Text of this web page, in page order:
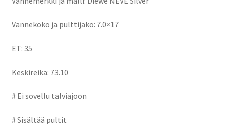
Vannekoko ja pulttijako: 7.0×17
ET: 35
Keskireikä: 73.10
# Ei sovellu talviajoon
# Sisältää pultit